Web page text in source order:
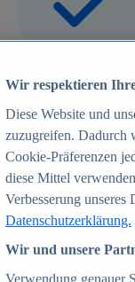
entdecken
Insights
zu mehr als
Wir respektieren
Diese Website und
zuzugreifen. Dadurch
Cookie-Präferenzen
diese Mittel
Verbesserung unseres
Datenschutzerklärung.
Wir und unsere